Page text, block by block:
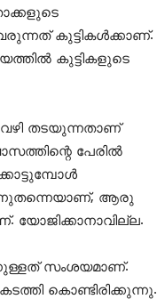
കുട്ടികൾക്കാണ്.
കുട്ടികളുടെ
വഴി തടയുന്നതാണ്
പേരിൽ
ആരു
യോജിക്കാനാവില്ല.
സംശയമാണ്.
കൊണ്ടിരിക്കുന്നു.